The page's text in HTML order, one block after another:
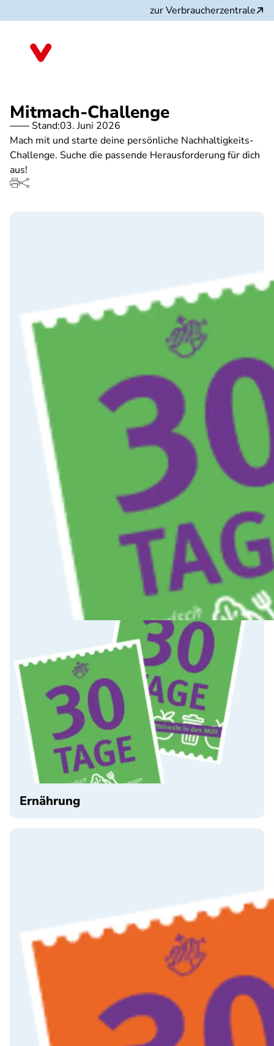
zum
zur Verbraucherzentrale
Mitmach-Challenge
Stand:03. Juni 2026
Mach mit und starte deine persönliche Nachhaltigkeits-
Challenge. Suche die passende Herausforderung für dich
aus!
Ernährung